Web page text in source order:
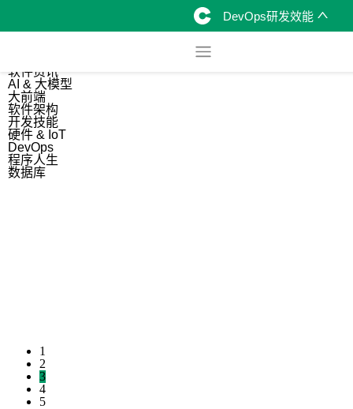
DevOps研发效能
软件资讯
AI & 大模型
大前端
软件架构
开发技能
硬件 & IoT
DevOps
程序人生
数据库
1
2
3
4
5